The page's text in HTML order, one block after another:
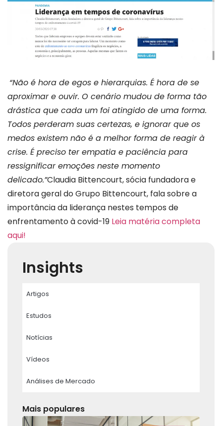
“Não é hora de egos e hierarquias. É hora de se
aproximar e ouvir. O cenário mudou de forma tão
drástica que cada um foi atingido de uma forma.
Todos perderam suas certezas, e ignorar que os
medos existem não é a melhor forma de reagir à
crise. É preciso ter empatia e paciência para
ressignificar emoções neste momento
delicado.”Claudia Bittencourt, sócia fundadora e
diretora geral do Grupo Bittencourt, fala sobre a
importância da liderança nestes tempos de
enfrentamento à covid-19 Leia matéria completa
aqui!
Insights
Artigos
Estudos
Notícias
Vídeos
Análises de Mercado
Mais populares